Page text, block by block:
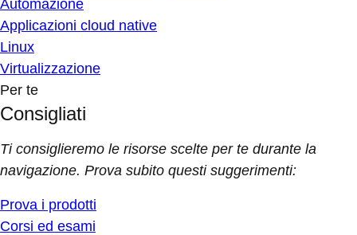
Automazione
Applicazioni cloud native
Linux
Virtualizzazione
Per te
Consigliati
Ti consiglieremo le risorse scelte per te durante la
navigazione. Prova subito questi suggerimenti:
Prova i prodotti
Corsi ed esami